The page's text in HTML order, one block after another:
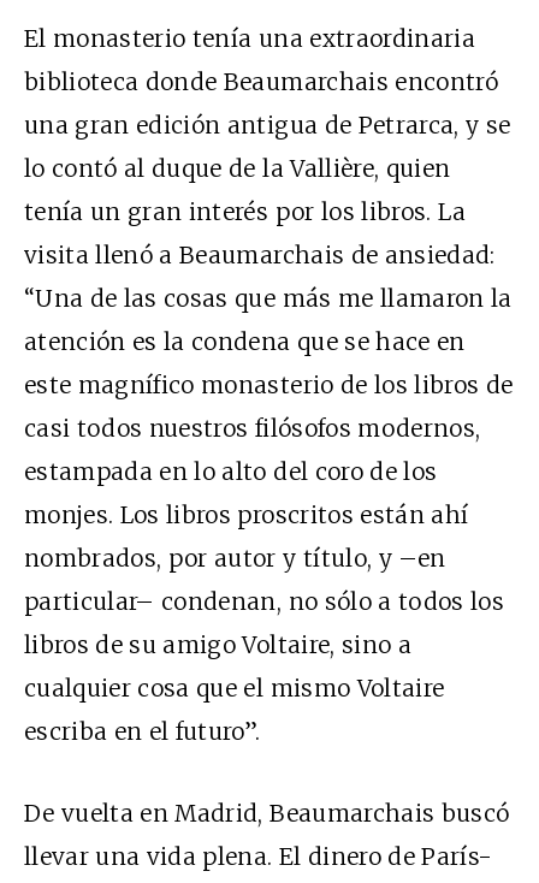
El monasterio tenía una extraordinaria
biblioteca donde Beaumarchais encontró
una gran edición antigua de Petrarca, y se
lo contó al duque de la Vallière, quien
tenía un gran interés por los libros. La
visita llenó a Beaumarchais de ansiedad:
“Una de las cosas que más me llamaron la
atención es la condena que se hace en
este magnífico monasterio de los libros de
casi todos nuestros filósofos modernos,
estampada en lo alto del coro de los
monjes. Los libros proscritos están ahí
nombrados, por autor y título, y –en
particular– condenan, no sólo a todos los
libros de su amigo Voltaire, sino a
cualquier cosa que el mismo Voltaire
escriba en el futuro”.
De vuelta en Madrid, Beaumarchais buscó
llevar una vida plena. El dinero de París-